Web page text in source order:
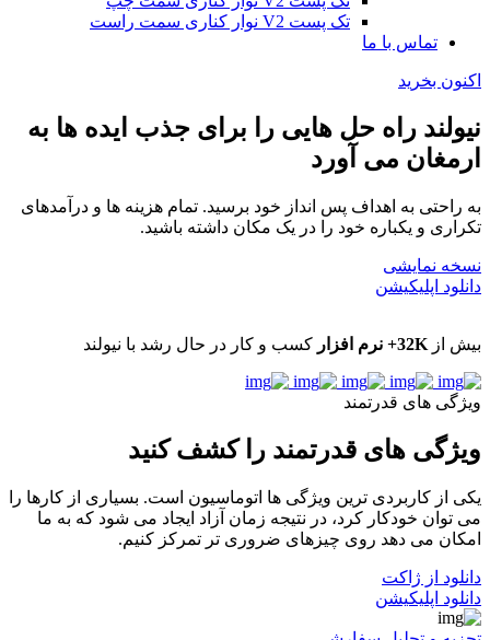
تک پست V2 نوار کناری سمت راست
تماس با ما
اکنون بخرید
نیولند راه حل هایی را برای جذب ایده ها به
ارمغان می آورد
به راحتی به اهداف پس انداز خود برسید. تمام هزینه ها و درآمدهای
تکراری و یکباره خود را در یک مکان داشته باشید.
نسخه نمایشی
دانلود اپلیکیشن
بیش از 32K+ نرم افزار کسب و کار در حال رشد با نیولند
ویژگی های قدرتمند
ویژگی های قدرتمند را کشف کنید
یکی از کاربردی ترین ویژگی ها اتوماسیون است. بسیاری از کارها را
می توان خودکار کرد، در نتیجه زمان آزاد ایجاد می شود که به ما
امکان می دهد روی چیزهای ضروری تر تمرکز کنیم.
دانلود از ژاکت
دانلود اپلیکیشن